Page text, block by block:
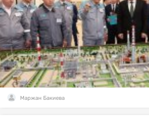
Маржан Бакиева